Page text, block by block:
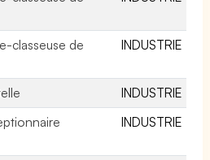
classeuse de
INDUSTRIE
INDUSTRIE
INDUSTRIE